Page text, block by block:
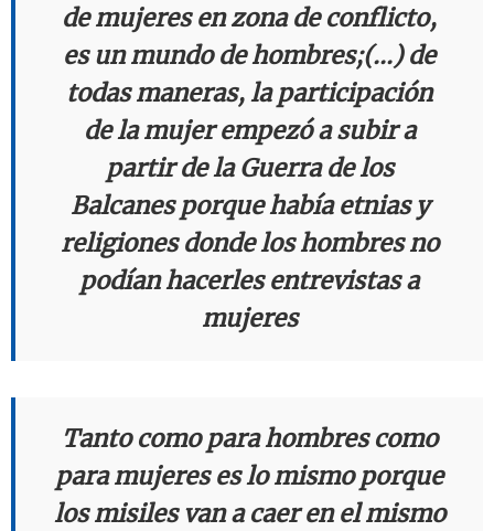
de mujeres en zona de conflicto,
es un mundo de hombres;(...) de
todas maneras, la participación
de la mujer empezó a subir a
partir de la Guerra de los
Balcanes porque había etnias y
religiones donde los hombres no
podían hacerles entrevistas a
mujeres
Tanto como para hombres como
para mujeres es lo mismo porque
los misiles van a caer en el mismo